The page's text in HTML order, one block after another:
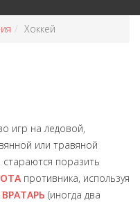
Хоккей
игр на ледовой,
или травяной
поразить
противника, используя
ВРАТАРЬ (иногда два